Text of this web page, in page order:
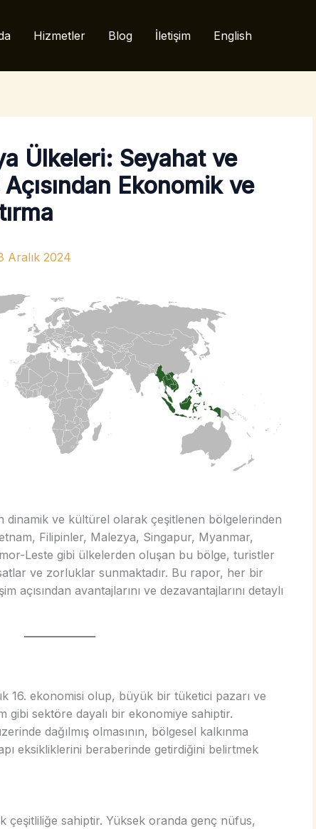
Hizmetler Blog İletişim English
Ülkeleri: Seyahat ve
Açısından Ekonomik ve
Aralık 2024
dinamik ve kültürel olarak çeşitlenen bölgelerinden
Filipinler, Malezya, Singapur, Myanmar,
Leste gibi ülkelerden oluşan bu bölge, turistler
ve zorluklar sunmaktadır. Bu rapor, her bir
açısından avantajlarını ve dezavantajlarını detaylı
16. ekonomisi olup, büyük bir tüketici pazarı ve
gibi sektöre dayalı bir ekonomiye sahiptir.
dağılmış olmasının, bölgesel kalkınma
eksikliklerini beraberinde getirdiğini belirtmek
çeşitliliğe sahiptir. Yüksek oranda genç nüfus,